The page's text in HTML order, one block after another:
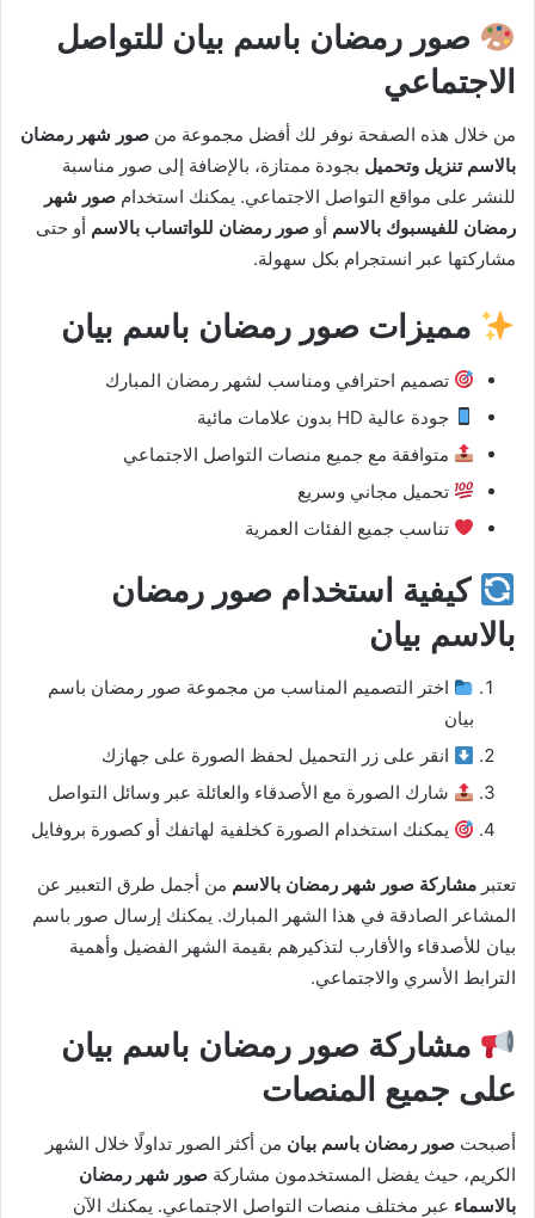
صور رمضان باسم بيان للتواصل
الاجتماعي
من خلال هذه الصفحة نوفر لك أفضل مجموعة من صور شهر رمضان
بالاسم تنزيل وتحميل بجودة ممتازة، بالإضافة إلى صور مناسبة
للنشر على مواقع التواصل الاجتماعي. يمكنك استخدام صور شهر
رمضان للفيسبوك بالاسم أو صور رمضان للواتساب بالاسم أو حتى
مشاركتها عبر انستجرام بكل سهولة.
مميزات صور رمضان باسم بيان
تصميم احترافي ومناسب لشهر رمضان المبارك
جودة عالية HD بدون علامات مائية
متوافقة مع جميع منصات التواصل الاجتماعي
تحميل مجاني وسريع
تناسب جميع الفئات العمرية
كيفية استخدام صور رمضان
بالاسم بيان
اختر التصميم المناسب من مجموعة صور رمضان باسم
بيان
انقر على زر التحميل لحفظ الصورة على جهازك
شارك الصورة مع الأصدقاء والعائلة عبر وسائل التواصل
يمكنك استخدام الصورة كخلفية لهاتفك أو كصورة بروفايل
تعتبر مشاركة صور شهر رمضان بالاسم من أجمل طرق التعبير عن
المشاعر الصادقة في هذا الشهر المبارك. يمكنك إرسال صور باسم
بيان للأصدقاء والأقارب لتذكيرهم بقيمة الشهر الفضيل وأهمية
الترابط الأسري والاجتماعي.
مشاركة صور رمضان باسم بيان
على جميع المنصات
أصبحت صور رمضان باسم بيان من أكثر الصور تداولًا خلال الشهر
الكريم، حيث يفضل المستخدمون مشاركة صور شهر رمضان
بالاسماء عبر مختلف منصات التواصل الاجتماعي. يمكنك الآن